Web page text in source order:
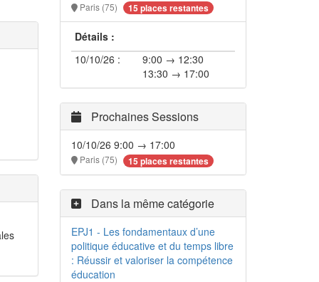
Paris (75) 15 places restantes
Détails :
10/10/26 :
9:00 → 12:30
13:30 → 17:00
Prochaines Sessions
10/10/26 9:00 → 17:00
Paris (75) 15 places restantes
Dans la même catégorie
EPJ1 - Les fondamentaux d’une
politique éducative et du temps libre
: Réussir et valoriser la compétence
éducation